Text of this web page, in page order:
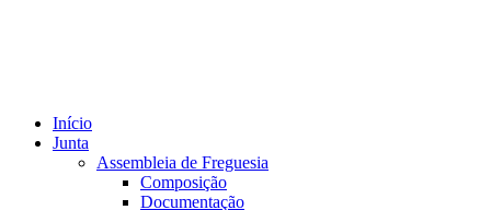
Início
Junta
Assembleia de Freguesia
Composição
Documentação